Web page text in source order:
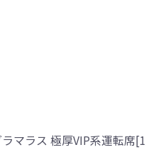
マラス 極厚VIP系運転席